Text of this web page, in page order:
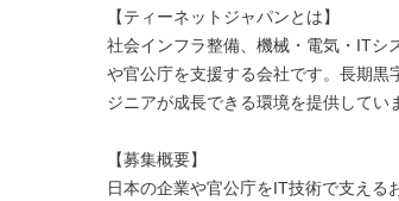
【ティーネットジャパンとは】
社会インフラ整備、機械・電気・ITシ
や官公庁を支援する会社です。長期黒
ジニアが成長できる環境を提供してい
【募集概要】
日本の企業や官公庁をIT技術で支える